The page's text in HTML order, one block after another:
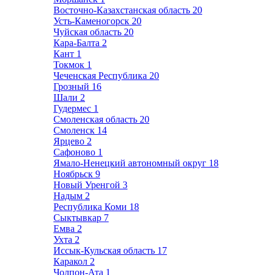
Восточно-Казахстанская область 20
Усть-Каменогорск 20
Чуйская область 20
Кара-Балта 2
Кант 1
Токмок 1
Чеченская Республика 20
Грозный 16
Шали 2
Гудермес 1
Смоленская область 20
Смоленск 14
Ярцево 2
Сафоново 1
Ямало-Ненецкий автономный округ 18
Ноябрьск 9
Новый Уренгой 3
Надым 2
Республика Коми 18
Сыктывкар 7
Емва 2
Ухта 2
Иссык-Кульская область 17
Каракол 2
Чолпон-Ата 1